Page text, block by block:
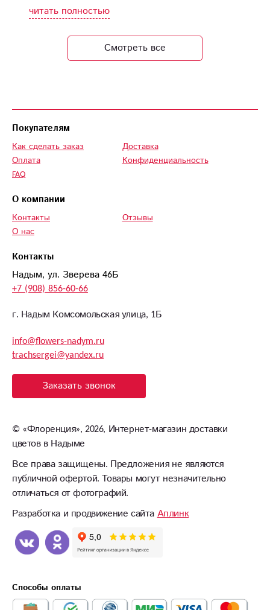
поздравить
близкого человека с
днем рождения.
флористами через
рассказали, не
жалея своего
сделали свою
работу на ура!
восторге.
читать полностью
Смотреть все
Контакты
Надым, ул. Зверева 46Б
+7 (908) 856-60-66
г. Надым Комсомольская улица, 1Б
info@flowers-nadym.ru
trachsergei@yandex.ru
Заказать звонок
Покупателям
Как сделать заказ
Оплата
FAQ
Доставка
Конфиденциальность
О компании
Контакты
О нас
Отзывы
© «Флоренция», 2026, Интернет-магазин доставки
цветов в Надыме
Все права защищены. Предложения не являются
публичной офертой. Товары могут незначительно
отличаться от фотографий.
Разработка и продвижение сайтаАплинк
Способы оплаты